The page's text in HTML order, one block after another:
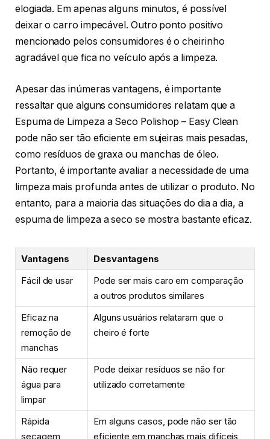
elogiada. Em apenas alguns minutos, é possível
deixar o carro impecável. Outro ponto positivo
mencionado pelos consumidores é o cheirinho
agradável que fica no veículo após a limpeza.
Apesar das inúmeras vantagens, é importante
ressaltar que alguns consumidores relatam que a
Espuma de Limpeza a Seco Polishop – Easy Clean
pode não ser tão eficiente em sujeiras mais pesadas,
como resíduos de graxa ou manchas de óleo.
Portanto, é importante avaliar a necessidade de uma
limpeza mais profunda antes de utilizar o produto. No
entanto, para a maioria das situações do dia a dia, a
espuma de limpeza a seco se mostra bastante eficaz.
Vantagens
Desvantagens
Fácil de usar
Pode ser mais caro em comparação
a outros produtos similares
Eficaz na
remoção de
manchas
Alguns usuários relataram que o
cheiro é forte
Não requer
água para
limpar
Pode deixar resíduos se não for
utilizado corretamente
Rápida
secagem
Em alguns casos, pode não ser tão
eficiente em manchas mais difíceis